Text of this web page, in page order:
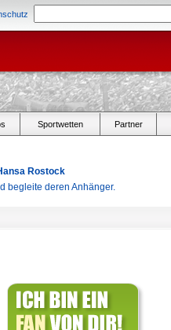
Sportwetten Partner
Rostock
begleite deren Anhänger.